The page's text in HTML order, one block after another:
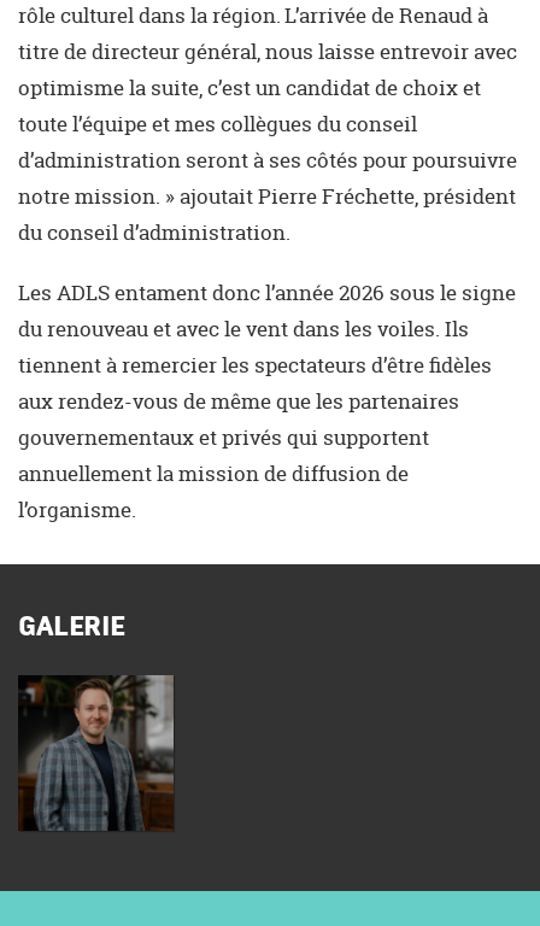
rôle culturel dans la région. L’arrivée de Renaud à
titre de directeur général, nous laisse entrevoir avec
optimisme la suite, c’est un candidat de choix et
toute l’équipe et mes collègues du conseil
d’administration seront à ses côtés pour poursuivre
notre mission. » ajoutait Pierre Fréchette, président
du conseil d’administration.
Les ADLS entament donc l’année 2026 sous le signe
du renouveau et avec le vent dans les voiles. Ils
tiennent à remercier les spectateurs d’être fidèles
aux rendez-vous de même que les partenaires
gouvernementaux et privés qui supportent
annuellement la mission de diffusion de
l’organisme.
GALERIE